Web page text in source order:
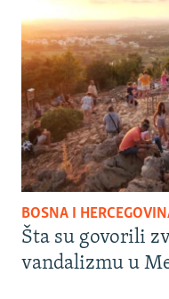
BOSNA I
Šta su govorili
vandalizmu u